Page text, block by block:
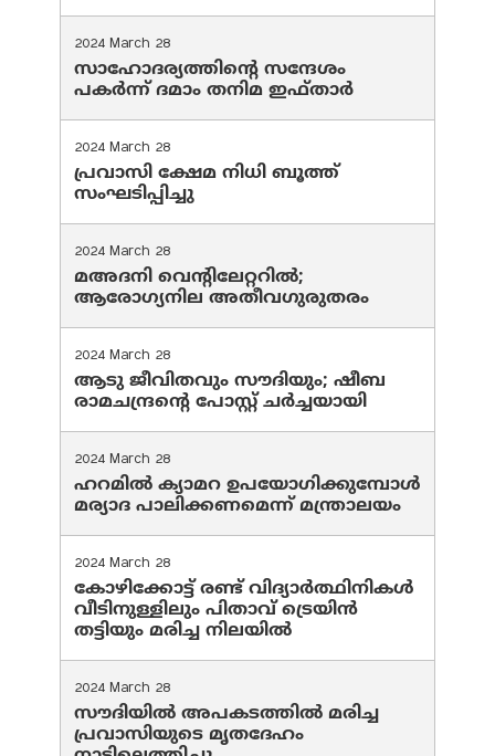
2024 March 28
സാഹോദര്യത്തിന്റെ സന്ദേശം
പകർന്ന് ദമാം തനിമ ഇഫ്‌താർ
2024 March 28
പ്രവാസി ക്ഷേമ നിധി ബൂത്ത്
സംഘടിപ്പിച്ചു
2024 March 28
മഅദനി വെന്റിലേറ്ററിൽ;
ആരോഗ്യനില അതീവഗുരുതരം
2024 March 28
ആടു ജീവിതവും സൗദിയും; ഷീബ
രാമചന്ദ്രന്റെ പോസ്റ്റ് ചര്‍ച്ചയായി
2024 March 28
ഹറമില്‍ ക്യാമറ ഉപയോഗിക്കുമ്പോള്‍
മര്യാദ പാലിക്കണമെന്ന് മന്ത്രാലയം
2024 March 28
കോഴിക്കോട്ട് രണ്ട് വിദ്യാർത്ഥിനികൾ
വീടിനുള്ളിലും പിതാവ് ട്രെയിൻ
തട്ടിയും മരിച്ച നിലയിൽ
2024 March 28
സൗദിയില്‍ അപകടത്തില്‍ മരിച്ച
പ്രവാസിയുടെ മൃതദേഹം